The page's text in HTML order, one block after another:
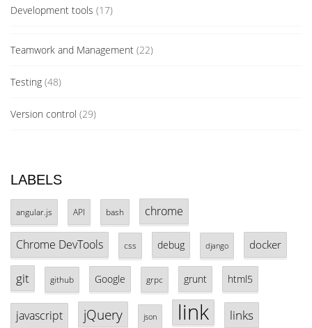
Development tools (17)
Teamwork and Management (22)
Testing (48)
Version control (29)
LABELS
angular.js API bash chrome
Chrome DevTools css debug django docker
git github Google grpc grunt html5
javascript jQuery json link links